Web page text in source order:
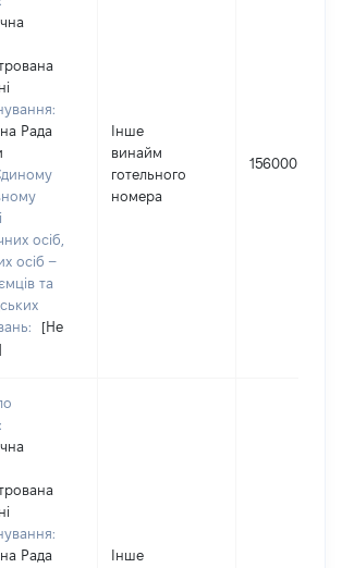
Рада
осіб,
осіб –
та
[Не
Інше
винайм
готельного
номера
156000
Рада
Інше